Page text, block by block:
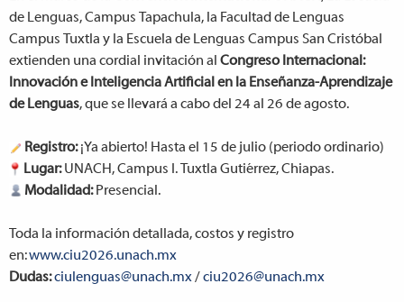
de Lenguas, Campus Tapachula, la Facultad de Lenguas
Campus Tuxtla y la Escuela de Lenguas Campus San Cristóbal
extienden una cordial invitación al Congreso Internacional:
Innovación e Inteligencia Artificial en la Enseñanza-Aprendizaje
de Lenguas, que se llevará a cabo del 24 al 26 de agosto.
Registro:¡Ya abierto! Hasta el 15 de julio (periodo ordinario)
Lugar:UNACH, Campus I. Tuxtla Gutiérrez, Chiapas.
Modalidad:Presencial.
Toda la información detallada, costos y registro
en:www.ciu2026.unach.mx
Dudas:ciulenguas@unach.mx/ciu2026@unach.mx